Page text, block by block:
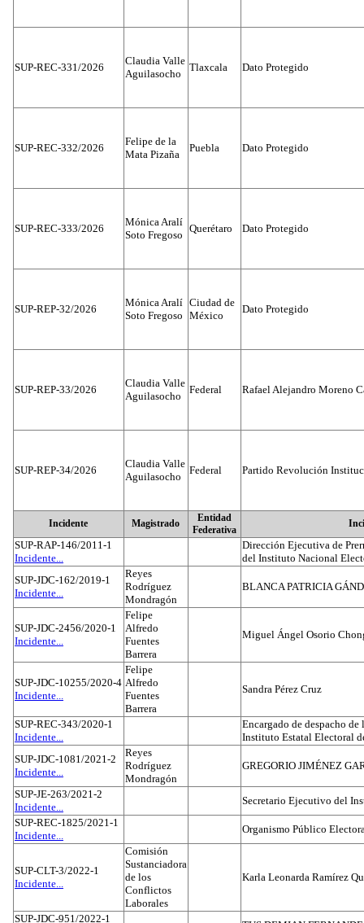
SUP-REC-331/2026
Claudia Valle
Aguilasocho
Tlaxcala Dato Protegido
SUP-REC-332/2026
Felipe de la
Mata Pizaña
Puebla Dato Protegido
SUP-REC-333/2026
Mónica Aralí
Soto Fregoso
Querétaro Dato Protegido
SUP-REP-32/2026
Mónica Aralí
Soto Fregoso
Ciudad de
México
Dato Protegido
SUP-REP-33/2026
Claudia Valle
Aguilasocho
Federal Rafael Alejandro Moreno
SUP-REP-34/2026
Claudia Valle
Aguilasocho
Federal Partido Revolución
Incidente Magistrado
Entidad
Federativa
SUP-RAP-146/2011-1
Incidente...
Dirección Ejecutiva de
del Instituto Nacional
SUP-JDC-162/2019-1
Incidente...
Reyes
Rodríguez
Mondragón
BLANCA PATRICIA
SUP-JDC-2456/2020-1
Incidente...
Felipe
Alfredo
Fuentes
Barrera
Miguel Ángel Osorio
SUP-JDC-10255/2020-4
Incidente...
Felipe
Alfredo
Fuentes
Barrera
Sandra Pérez Cruz
SUP-REC-343/2020-1
Incidente...
Encargado de despacho
Instituto Estatal Electoral
SUP-JDC-1081/2021-2
Incidente...
Reyes
Rodríguez
Mondragón
GREGORIO JIMÉNEZ
SUP-JE-263/2021-2
Incidente...
Secretario Ejecutivo del
SUP-REC-1825/2021-1
Incidente...
Organismo Público
SUP-CLT-3/2022-1
Incidente...
Comisión
Sustanciadora
de los
Conflictos
Laborales
Karla Leonarda Ramírez
SUP-JDC-951/2022-1